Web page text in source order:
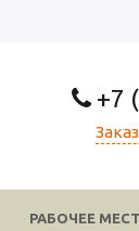
+7
РАБОЧЕЕ